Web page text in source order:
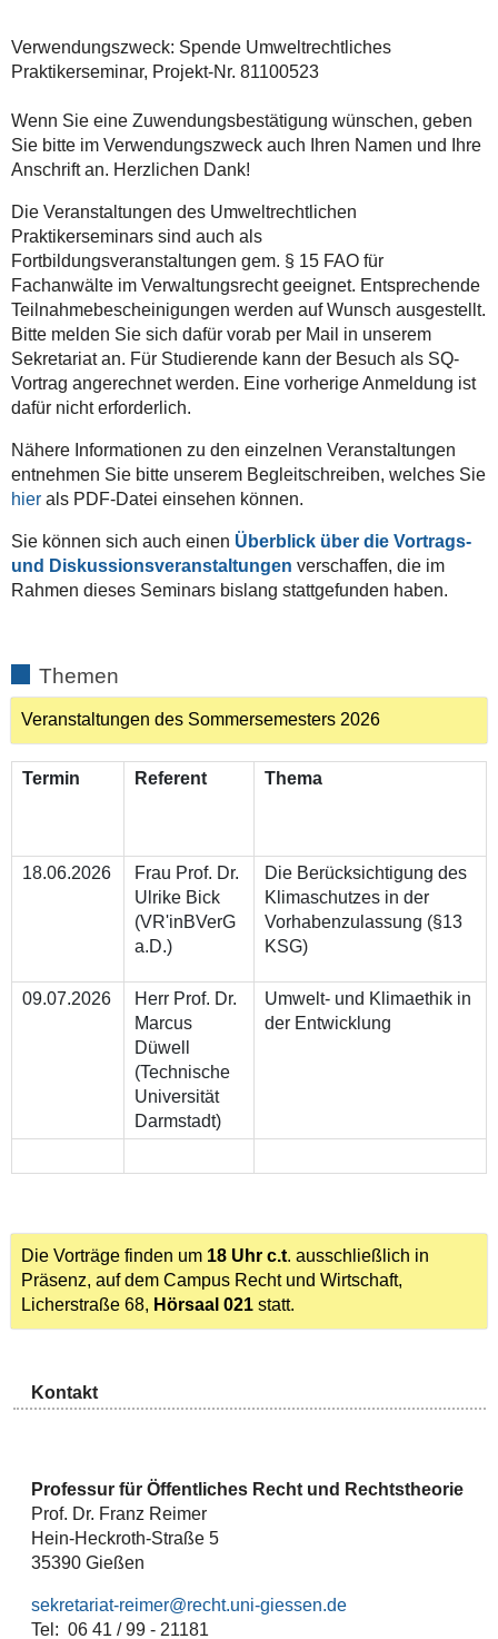
Verwendungszweck: Spende Umweltrechtliches
Praktikerseminar, Projekt-Nr. 81100523
Wenn Sie eine Zuwendungsbestätigung wünschen, geben
Sie bitte im Verwendungszweck auch Ihren Namen und Ihre
Anschrift an. Herzlichen Dank!
Die Veranstaltungen des Umweltrechtlichen
Praktikerseminars sind auch als
Fortbildungsveranstaltungen gem. § 15 FAO für
Fachanwälte im Verwaltungsrecht geeignet. Entsprechende
Teilnahmebescheinigungen werden auf Wunsch ausgestellt.
Bitte melden Sie sich dafür vorab per Mail in unserem
Sekretariat an. Für Studierende kann der Besuch als SQ-
Vortrag angerechnet werden. Eine vorherige Anmeldung ist
dafür nicht erforderlich.
Nähere Informationen zu den einzelnen Veranstaltungen
entnehmen Sie bitte unserem Begleitschreiben, welches Sie
hierals PDF-Datei einsehen können.
Sie können sich auch einen Überblick über die Vortrags-
und Diskussionsveranstaltungen verschaffen, die im
Rahmen dieses Seminars bislang stattgefunden haben.
Themen
Veranstaltungen des Sommersemesters 2026
Termin Referent Thema
18.06.2026
Frau Prof. Dr.
Ulrike Bick
(VR'inBVerG
a.D.)
Die Berücksichtigung des
Klimaschutzes in der
Vorhabenzulassung (§13
KSG)
09.07.2026
Herr Prof. Dr.
Marcus
Düwell
(Technische
Universität
Darmstadt)
Umwelt- und Klimaethik in
der Entwicklung
Die Vorträge finden um 18 Uhr c.t. ausschließlich in
Präsenz, auf dem Campus Recht und Wirtschaft,
Licherstraße 68, Hörsaal 021 statt.
Kontakt
Professur für Öffentliches Recht und Rechtstheorie
Prof. Dr. Franz Reimer
Hein-Heckroth-Straße 5
35390 Gießen
sekretariat-reimer@recht.uni-giessen.de
Tel: 06 41 / 99 - 21181